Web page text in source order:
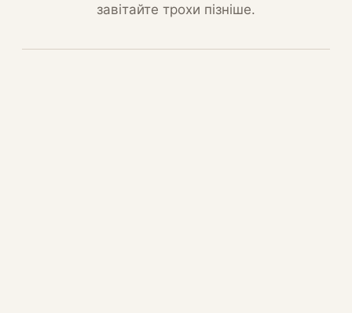
завітайте трохи пізніше.